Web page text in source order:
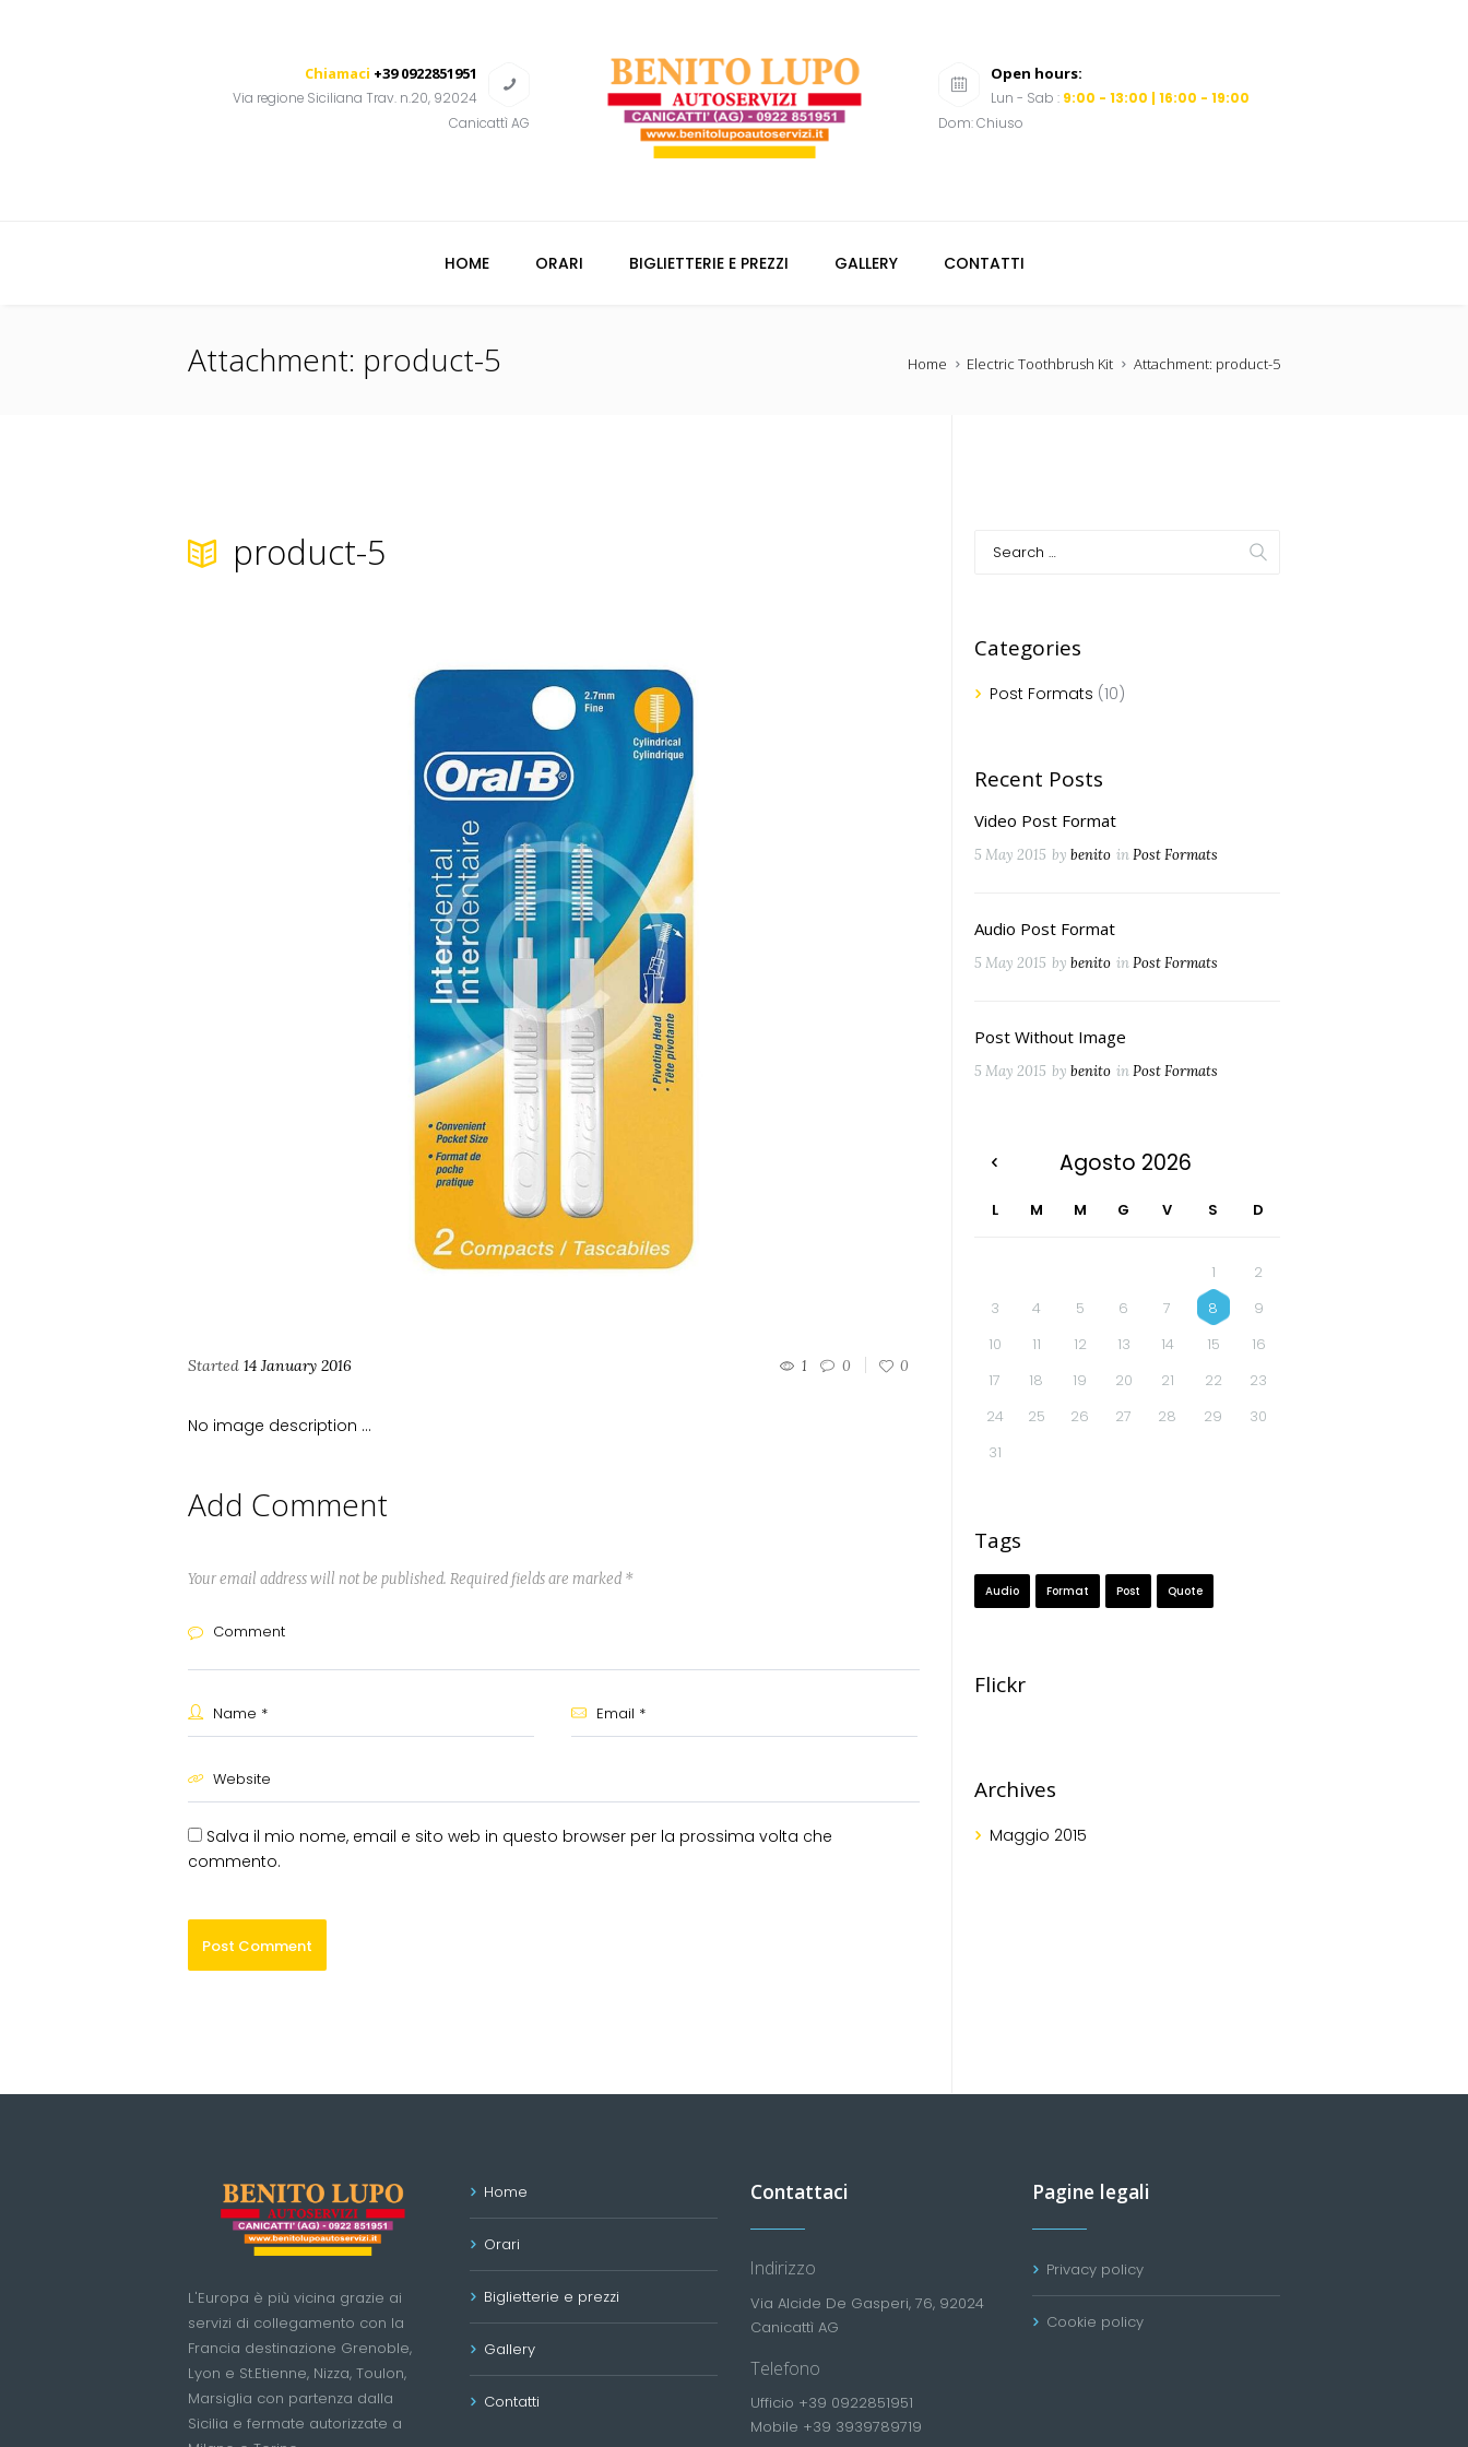
Chiamaci +39 0922851951
Via regione Siciliana Trav. n.20, 92024
Canicattì AG
Open hours:
Lun - Sab : 9:00 - 13:00 | 16:00 - 19:00
Dom: Chiuso
HOME ORARI BIGLIETTERIE E PREZZI GALLERY CONTATTI
Attachment: product-5 Home Electric Toothbrush Kit Attachment: product-5
product-5
product-6
Started 14 January 2016 1 0 0
No image description ...
Add Comment
Your email address will not be published. Required fields are marked *
Salva il mio nome, email e sito web in questo browser per la prossima volta che
commento.
Categories
Post Formats (10)
Recent Posts
Video Post Format
5 May 2015 by benito inPost Formats
Audio Post Format
5 May 2015 by benito inPost Formats
Post Without Image
5 May 2015 by benito inPost Formats
Agosto 2026
L M M G V S D
1
2
3
4 5 6 7 8
9
10
11 12 13 14 15
16
17
18 19 20 21 22
23
24
25 26 27 28 29
30
31
Tags
Audio Format Post Quote
Flickr
Archives
Maggio 2015
L'Europa è più vicina grazie ai
servizi di collegamento con la
Francia destinazione Grenoble,
Lyon e St.Etienne, Nizza, Toulon,
Marsiglia con partenza dalla
Sicilia e fermate autorizzate a
Home
Orari
Biglietterie e prezzi
Gallery
Contatti
Contattaci
Indirizzo
Via Alcide De Gasperi, 76, 92024
Canicattì AG
Telefono
Ufficio +39 0922851951
Mobile +39 3939789719
Pagine legali
Privacy policy
Cookie policy